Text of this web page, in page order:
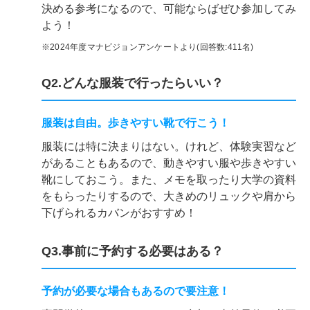
決める参考になるので、可能ならばぜひ参加してみ
よう！
※2024年度マナビジョンアンケートより(回答数:411名)
Q2.どんな服装で行ったらいい？
服装は自由。歩きやすい靴で行こう！
服装には特に決まりはない。けれど、体験実習など
があることもあるので、動きやすい服や歩きやすい
靴にしておこう。また、メモを取ったり大学の資料
をもらったりするので、大きめのリュックや肩から
下げられるカバンがおすすめ！
Q3.事前に予約する必要はある？
予約が必要な場合もあるので要注意！